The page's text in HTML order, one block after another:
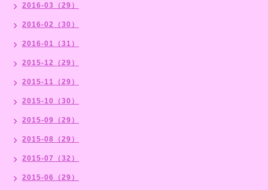
2016-03（29）
2016-02（30）
2016-01（31）
2015-12（29）
2015-11（29）
2015-10（30）
2015-09（29）
2015-08（29）
2015-07（32）
2015-06（29）